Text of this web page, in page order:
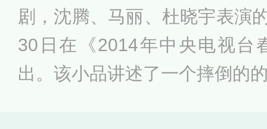
剧，沈腾、马丽、杜晓宇表演
30日在《2014年中央电视台
出。该小品讲述了一个摔倒的